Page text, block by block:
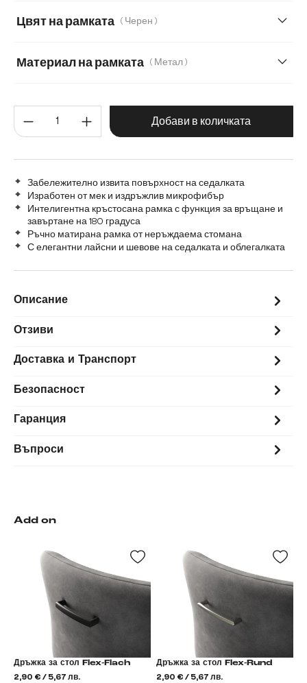
Цвят на рамката ( Черен )
Материал на рамката ( Метал )
Дъб Дърво Количество на продукта:
Добави в количката
Забележително извита повърхност на седалката
Изработен от мек и издръжлив микрофибър
Интелигентна кръстосана рамка с функция за връщане и
завъртане на 180 градуса
Ръчно матирана рамка от неръждаема стомана
С елегантни лайсни и шевове на седалката и облегалката
Описание
Отзиви
Доставка и Транспорт
Безопасност
Гаранция
Въпроси
Add on
Дръжка за стол Flex-Flach
2,90 € / 5,67 лв.
Дръжка за стол Flex-Rund
2,90 € / 5,67 лв.